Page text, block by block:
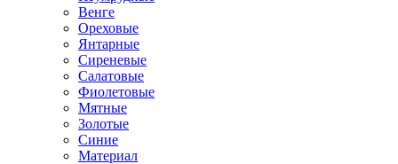
Венге
Ореховые
Янтарные
Сиреневые
Салатовые
Фиолетовые
Мятные
Золотые
Синие
Материал